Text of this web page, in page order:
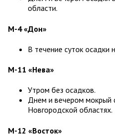
области.
М-4 «Дон»
В течение суток осадки
М-11 «Нева»
Утром без осадков.
Днем и вечером мокрый
Новгородской областях.
М-12 «Восток»